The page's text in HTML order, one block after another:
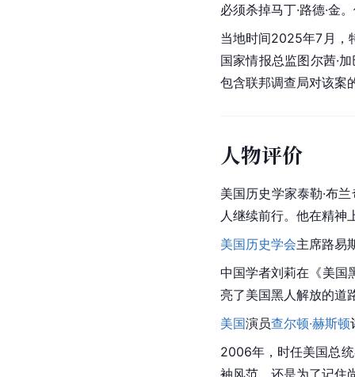
必须杀掉马丁·路德·金
当地时间2025年7月，
国家情报总监图尔茜·
包含联邦调查局对该案
人物评价
美国历史学家泰勒·布
人继续前行。他在精神
美国历史学会主席路易
中国学者刘莉在《美国
亮了美国黑人解放的道
美国演员查尔顿·赫斯顿
2006年，时任美国总统
袖风范，还是为了记住